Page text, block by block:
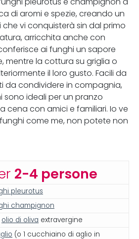
di aromi e spezie, creando un
vi conquisterà sin dal primo
arricchita anche con
ai funghi un sapore
mentre la cottura su griglia o
il loro gusto. Facili da
da condividere in compagnia,
sono ideali per un pranzo
cena con amici e familiari. Io ve
come me, non potete non
2-4 persone
pleurotus
champignon
olio di oliva extravergine
(o 1 cucchiaino di aglio in